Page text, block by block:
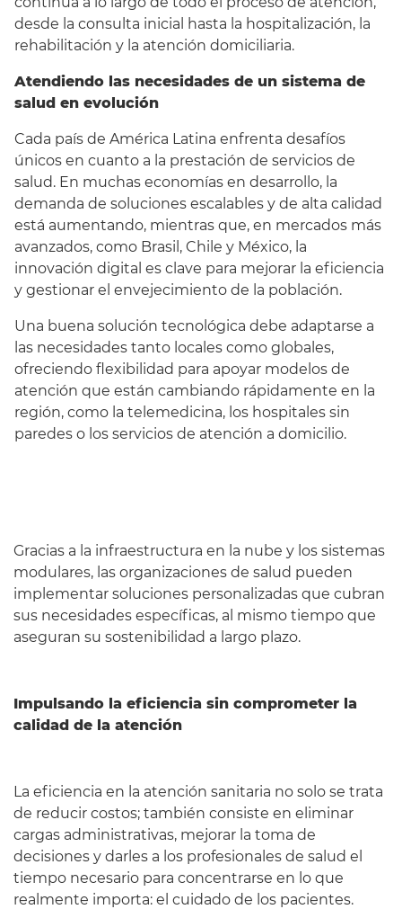
desde la consulta inicial hasta la hospitalización, la
rehabilitación y la atención domiciliaria.
Atendiendo las necesidades de un sistema de
salud en evolución
Cada país de América Latina enfrenta desafíos
únicos en cuanto a la prestación de servicios de
salud. En muchas economías en desarrollo, la
demanda de soluciones escalables y de alta calidad
está aumentando, mientras que, en mercados más
avanzados, como Brasil, Chile y México, la
innovación digital es clave para mejorar la eficiencia
y gestionar el envejecimiento de la población.
Una buena solución tecnológica debe adaptarse a
las necesidades tanto locales como globales,
ofreciendo flexibilidad para apoyar modelos de
atención que están cambiando rápidamente en la
región, como la telemedicina, los hospitales sin
paredes o los servicios de atención a domicilio.
Gracias a la infraestructura en la nube y los sistemas
modulares, las organizaciones de salud pueden
implementar soluciones personalizadas que cubran
sus necesidades específicas, al mismo tiempo que
aseguran su sostenibilidad a largo plazo.
Impulsando la eficiencia sin comprometer la
calidad de la atención
La eficiencia en la atención sanitaria no solo se trata
de reducir costos; también consiste en eliminar
cargas administrativas, mejorar la toma de
decisiones y darles a los profesionales de salud el
tiempo necesario para concentrarse en lo que
realmente importa: el cuidado de los pacientes.